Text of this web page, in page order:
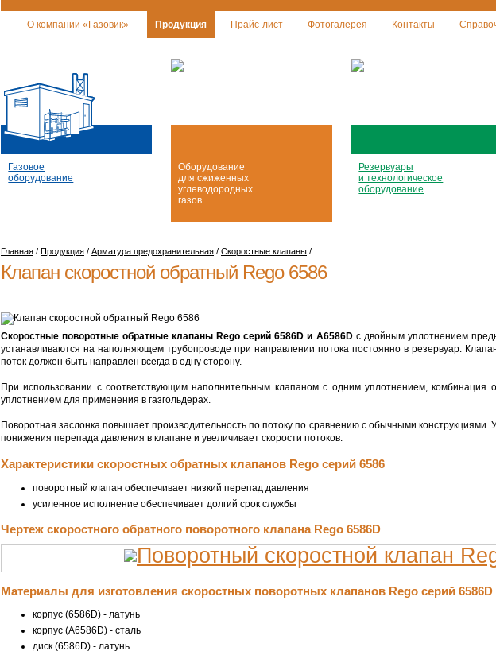
О компании «Газовик» Продукция Прайс-лист Фотогалерея Контакты
Газовое
оборудование
Оборудование
для сжиженных
углеводородных
газов
Резервуары
и технологическое
оборудование
Главная / Продукция / Арматура предохранительная / Скоростные клапаны /
Клапан скоростной обратный Rego 6586
Скоростные поворотные обратные клапаны Rego серий 6586D и А6586Dс двойным уплотнением
устанавливаются на наполняющем трубопроводе при направлении потока постоянно в резервуар.
поток должен быть направлен всегда в одну сторону.
При использовании с соответствующим наполнительным клапаном с одним уплотнением, комбинация
уплотнением для применения в газгольдерах.
Поворотная заслонка повышает производительность по потоку по сравнению с обычными конструкциями.
понижения перепада давления в клапане и увеличивает скорости потоков.
Характеристики скоростных обратных клапанов Rego серий 6586
поворотный клапан обеспечивает низкий перепад давления
усиленное исполнение обеспечивает долгий срок службы
Чертеж скоростного обратного поворотного клапана Rego 6586D
Материалы для изготовления скоростных поворотных клапанов Rego серий 6586D
корпус (6586D) - латунь
корпус (А6586D) - сталь
диск (6586D) - латунь